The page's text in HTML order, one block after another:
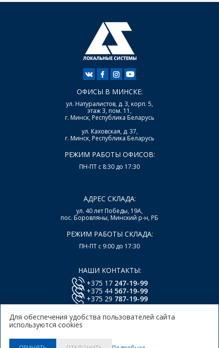
ОФИСЫ В МИНСКЕ:
ул. Натуралистов, д. 3, корп. 5,
этаж 3, пом. 11,
г. Минск, Республика Беларусь
ул. Каховская, д. 37,
г. Минск, Республика Беларусь
РЕЖИМ РАБОТЫ ОФИСОВ:
ПН-ПТ с 8:30 до 17:30
АДРЕС СКЛАДА:
ул. 40 лет Победы, 19А,
пос. Боровляны, Минский р-н, РБ
РЕЖИМ РАБОТЫ СКЛАДА:
ПН-ПТ с 9:00 до 17:30
НАШИ КОНТАКТЫ:
+375 17 247-19-99
+375 44 567-19-99
+375 29 787-19-99
Политика использования
Для обеспечения удобства пользователей сайта
используются cookies